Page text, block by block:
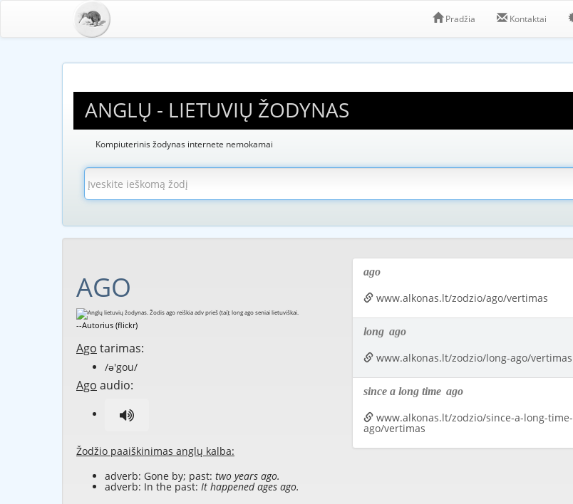
Pradžia Kontaktai
ANGLŲ - LIETUVIŲ ŽODYNAS
Kompiuterinis žodynas internete nemokamai
AGO
--Autorius (flickr)
Ago tarimas:
/ə'gou/
Ago audio:
Žodžio paaiškinimas anglų kalba:
adverb: Gone by; past: two years ago.
adverb: In the past: It happened ages ago.
ago
www.alkonas.lt/zodzio/ago/vertimas
long ago
www.alkonas.lt/zodzio/long-ago/vertimas
since a long time ago
www.alkonas.lt/zodzio/since-a-long-time-
ago/vertimas